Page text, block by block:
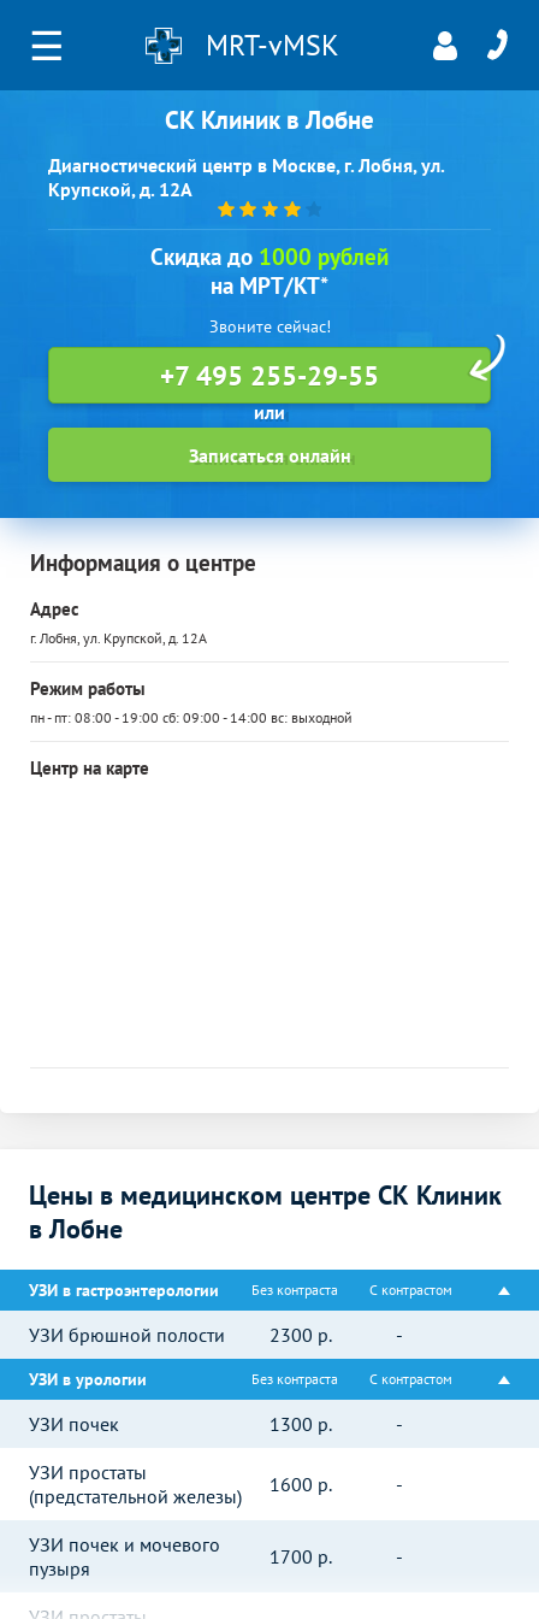
☰ MRT-vMSK
СК Клиник в Лобне
Диагностический центр в Москве, г. Лобня, ул.
Крупской, д. 12А
Скидка до 1000 рублей
на МРТ/КТ*
Звоните сейчас!
+7 495 255-29-55
Записаться онлайн
Информация о центре
Адрес
г. Лобня, ул. Крупской, д. 12А
Режим работы
пн - пт: 08:00 - 19:00 сб: 09:00 - 14:00 вс: выходной
Центр на карте
Цены в медицинском центре СК Клиник
в Лобне
УЗИ в гастроэнтерологии Без контраста С контрастом
УЗИ брюшной полости 2300 р. -
УЗИ в урологии Без контраста С контрастом
УЗИ почек 1300 р.
-
УЗИ простаты
(предстательной железы)
1600 р. -
УЗИ почек и мочевого
пузыря
1700 р. -